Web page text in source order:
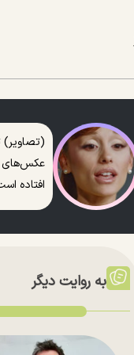
(تصاویر)
عکس‌های
افتاده
به روایت دیگر